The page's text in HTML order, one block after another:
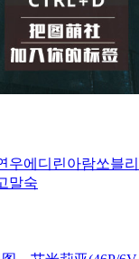
우에디린아람쏘블리
말숙